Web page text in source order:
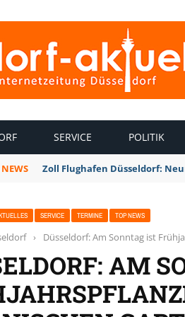
SERVICE POLITIK
Zoll Flughafen Düsseldorf:
SERVICE TERMINE TOP NEWS
› Düsseldorf: Am Sonntag ist
AM